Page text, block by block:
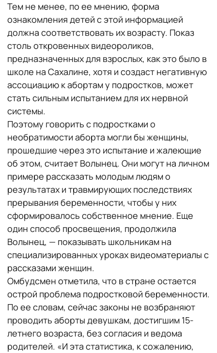
Тем не менее, по ее мнению, форма
ознакомления детей с этой информацией
должна соответствовать их возрасту. Показ
столь откровенных видеороликов,
предназначенных для взрослых, как это было в
школе на Сахалине, хотя и создаст негативную
ассоциацию к абортам у подростков, может
стать сильным испытанием для их нервной
системы.
Поэтому говорить с подростками о
необратимости аборта могли бы женщины,
прошедшие через это испытание и жалеющие
об этом, считает Волынец. Они могут на личном
примере рассказать молодым людям о
результатах и травмирующих последствиях
прерывания беременности, чтобы у них
сформировалось собственное мнение. Еще
один способ просвещения, продолжила
Волынец, — показывать школьникам на
специализированных уроках видеоматериалы с
рассказами женщин.
Омбудсмен отметила, что в стране остается
острой проблема подростковой беременности.
По ее словам, сейчас законы не возбраняют
проводить аборты девушкам, достигшим 15-
летнего возраста, без согласия и ведома
родителей. «И эта статистика, к сожалению,